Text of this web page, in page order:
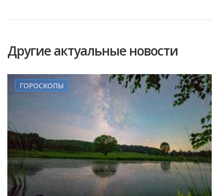
Другие актуальные новости
ГОРОСКОПЫ